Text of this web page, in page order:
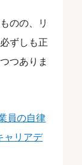
のの、リ
ずしも正
つありま
員の自律
ャリアデ